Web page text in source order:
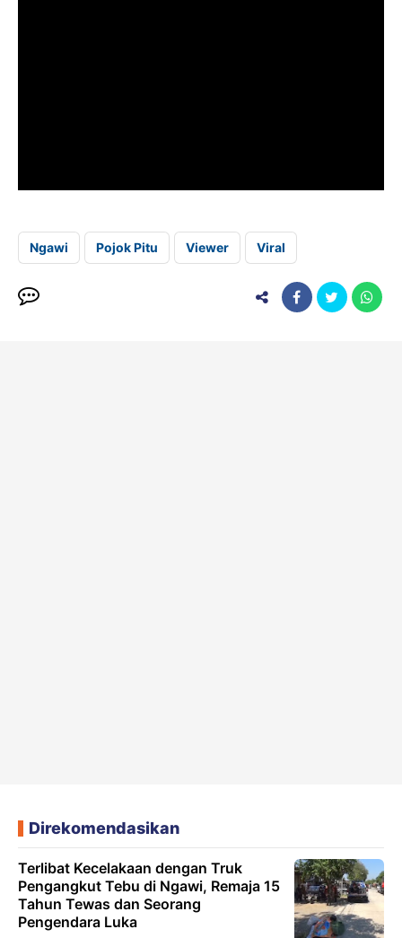
Ngawi Pojok Pitu Viewer Viral
Direkomendasikan
Terlibat Kecelakaan dengan Truk
Pengangkut Tebu di Ngawi, Remaja 15
Tahun Tewas dan Seorang
Pengendara Luka